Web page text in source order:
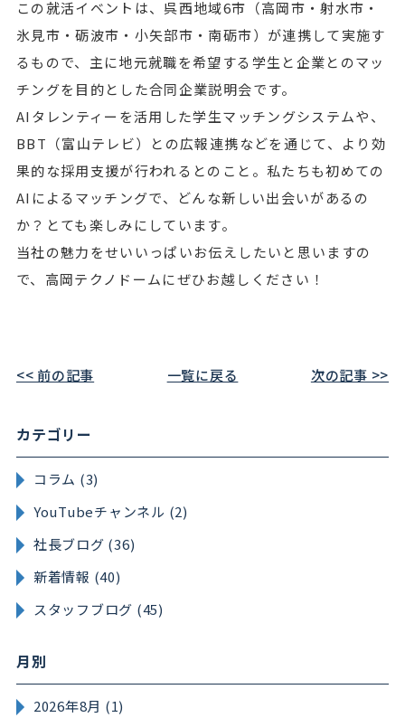
この就活イベントは、呉西地域6市（高岡市・射水市・
氷見市・砺波市・小矢部市・南砺市）が連携して実施す
るもので、主に地元就職を希望する学生と企業とのマッ
チングを目的とした合同企業説明会です。
AIタレンティーを活用した学生マッチングシステムや、
BBT（富山テレビ）との広報連携などを通じて、より効
果的な採用支援が行われるとのこと。私たちも初めての
AIによるマッチングで、どんな新しい出会いがあるの
か？とても楽しみにしています。
当社の魅力をせいいっぱいお伝えしたいと思いますの
で、高岡テクノドームにぜひお越しください！
カテゴリー
コラム (3)
YouTubeチャンネル (2)
社長ブログ (36)
新着情報 (40)
スタッフブログ (45)
月別
2026年8月 (1)
<< 前の記事 一覧に戻る 次の記事 >>